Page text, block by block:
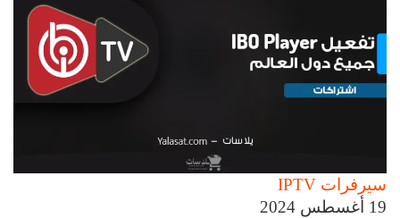
سيرفرات IPTV
19 أغسطس 2024